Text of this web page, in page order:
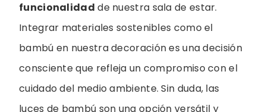
funcionalidad de nuestra sala de estar.
Integrar materiales sostenibles como el
bambú en nuestra decoración es una decisión
consciente que refleja un compromiso con el
cuidado del medio ambiente. Sin duda, las
luces de bambú son una opción versátil y